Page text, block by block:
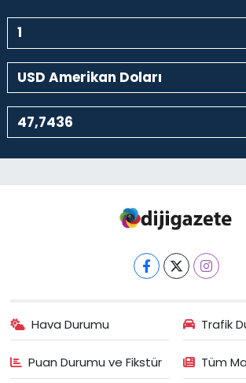
Hava Durumu Trafik
Puan Durumu ve Fikstür Tüm